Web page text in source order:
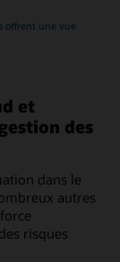
offrent une vue
et
des
dans le
autres
risques